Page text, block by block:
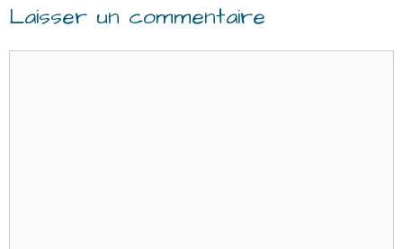
Laisser un commentaire